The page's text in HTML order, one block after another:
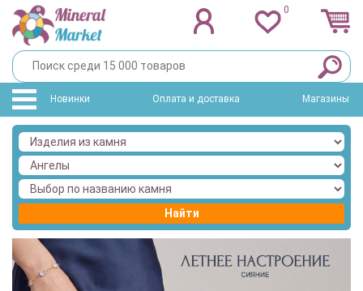
0
Новинки Оплата и доставка Магазины
Найти